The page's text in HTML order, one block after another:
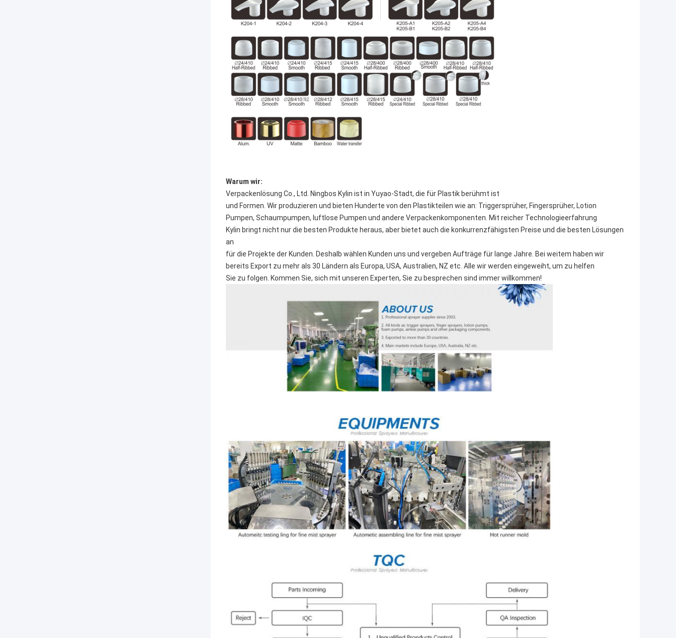
Warum wir:
Verpackenlösung Co., Ltd. Ningbos Kylin ist in Yuyao-Stadt, die für Plastik berühmt ist
und Formen. Wir produzieren und bieten Hunderte von den Plastikteilen wie an: Triggersprüher, Fingersprüher, Lotion
Pumpen, Schaumpumpen, luftlose Pumpen und andere Verpackenkomponenten. Mit reicher Technologieerfahrung
Kylin bringt nicht nur die besten Produkte heraus, aber bietet auch die konkurrenzfähigsten Preise und die besten Lösungen
an
für die Projekte der Kunden. Deshalb wählen Kunden uns und vergeben Aufträge für lange Jahre. Bei weitem haben wir
bereits Export zu mehr als 30 Ländern als Europa, USA, Australien, NZ etc. Alle wir werden eingeweiht, um zu helfen
Sie zu folgen. Kommen Sie, sich mit unseren Experten, Sie zu besprechen sind immer willkommen!